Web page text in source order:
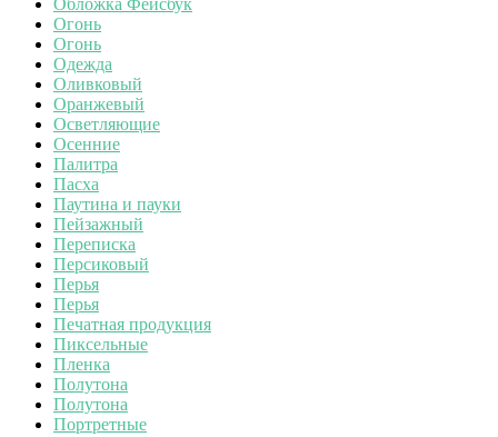
Огонь
Огонь
Одежда
Оливковый
Оранжевый
Осветляющие
Осенние
Палитра
Пасха
Паутина и пауки
Пейзажный
Переписка
Персиковый
Перья
Перья
Печатная продукция
Пиксельные
Пленка
Полутона
Полутона
Портретные